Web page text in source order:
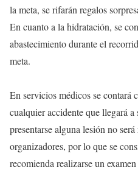
la meta, se rifarán regalos
En cuanto a la hidratación, se
abastecimiento durante el
meta.
En servicios médicos se contará
cualquier accidente que llegará a
presentarse alguna lesión no
organizadores, por lo que se
recomienda realizarse un